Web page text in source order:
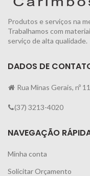
Produtos e serviços na
Trabalhamos com
serviço de alta qualidade.
DADOS DE
Rua Minas Gerais, nº
(37) 3213-4020
NAVEGAÇÃO
Minha conta
Solicitar Orçamento